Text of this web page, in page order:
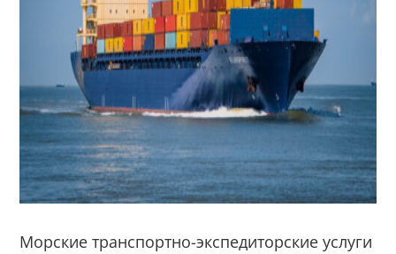
Морские транспортно-экспедиторские услуги